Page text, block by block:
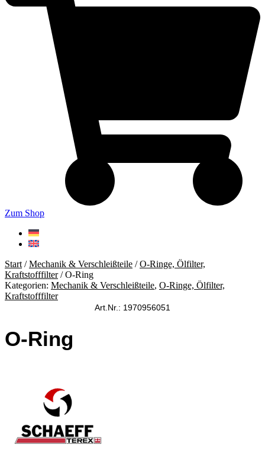
Zum Shop
Start /Mechanik & Verschleißteile /O-Ringe, Ölfilter,
Kraftstofffilter/ O-Ring
Kategorien: Mechanik & Verschleißteile, O-Ringe, Ölfilter,
Kraftstofffilter
Art.Nr.: 1970956051
O-Ring